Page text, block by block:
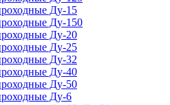
Ду-15
Ду-150
Ду-20
Ду-25
Ду-32
Ду-40
Ду-50
Ду-6